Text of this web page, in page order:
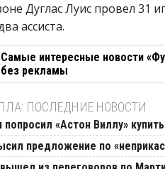
Дуглас Луис провел 31
ассиста.
Самые интересные новости
без рекламы
ПОСЛЕДНИЕ НОВОСТИ
«Астон Виллу»
предложение по